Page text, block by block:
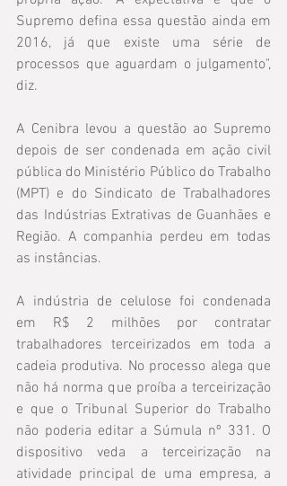
Supremo defina essa questão ainda em
2016, já que existe uma série de
processos que aguardam o julgamento",
diz.
A Cenibra levou a questão ao Supremo
depois de ser condenada em ação civil
pública do Ministério Público do Trabalho
(MPT) e do Sindicato de Trabalhadores
das Indústrias Extrativas de Guanhães e
Região. A companhia perdeu em todas
as instâncias.
A indústria de celulose foi condenada
em R$ 2 milhões por contratar
trabalhadores terceirizados em toda a
cadeia produtiva. No processo alega que
não há norma que proíba a terceirização
e que o Tribunal Superior do Trabalho
não poderia editar a Súmula nº 331. O
dispositivo veda a terceirização na
atividade principal de uma empresa, a